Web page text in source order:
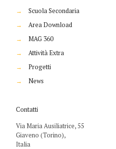
→
Scuola Secondaria
→
Area Download
→
MAG 360
→
Attività Extra
→
Progetti
→
News
Contatti
Via Maria Ausiliatrice, 55
Giaveno (Torino),
Italia